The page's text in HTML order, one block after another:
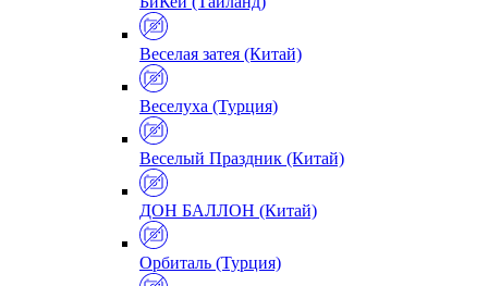
Веселая затея (Китай)
Веселуха (Турция)
Веселый Праздник (Китай)
ДОН БАЛЛОН (Китай)
Орбиталь (Турция)